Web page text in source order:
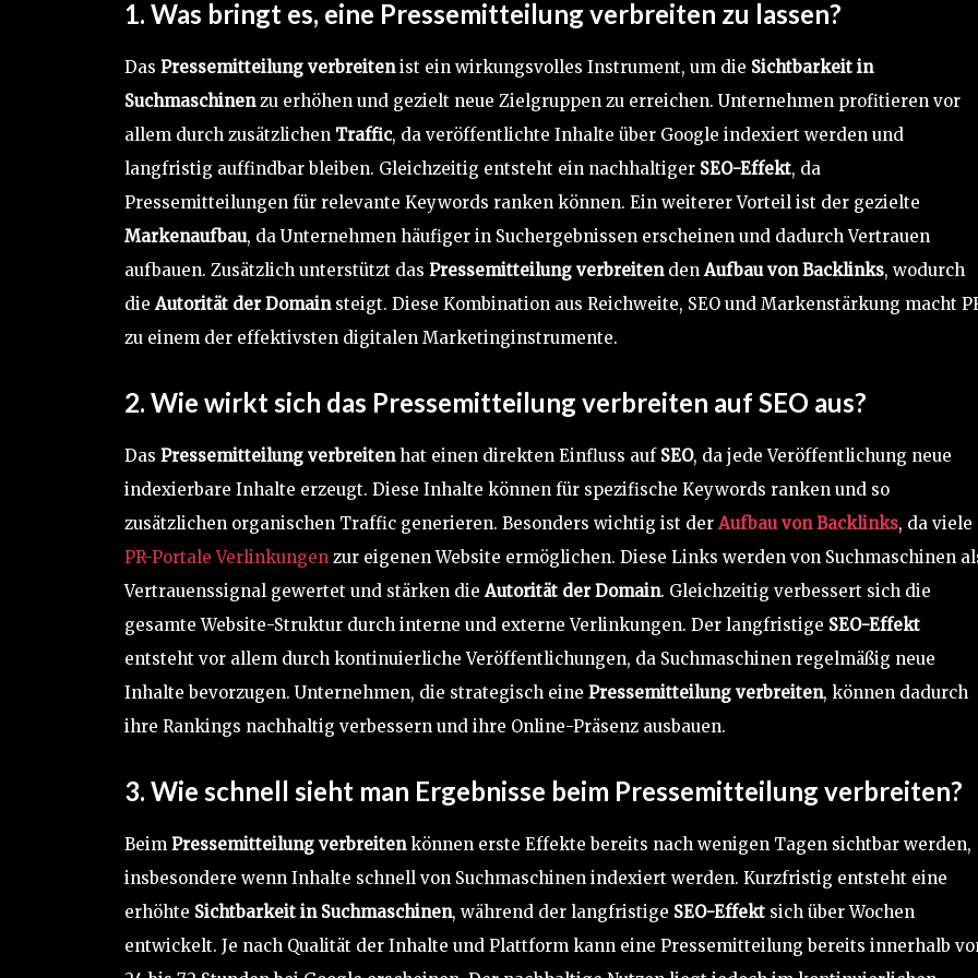
1. Was bringt es, eine Pressemitteilung verbreiten zu lassen?
Das Pressemitteilung verbreitenist ein wirkungsvolles Instrument, um die Sichtbarkeit in
Suchmaschinenzu erhöhen und gezielt neue Zielgruppen zu erreichen. Unternehmen profitieren vor
allem durch zusätzlichen Traffic, da veröffentlichte Inhalte über Google indexiert werden und
langfristig auffindbar bleiben. Gleichzeitig entsteht ein nachhaltiger SEO-Effekt, da
Pressemitteilungen für relevante Keywords ranken können. Ein weiterer Vorteil ist der gezielte
Markenaufbau, da Unternehmen häufiger in Suchergebnissen erscheinen und dadurch Vertrauen
aufbauen. Zusätzlich unterstützt das Pressemitteilung verbreitendenAufbau von Backlinks, wodurch
dieAutorität der Domainsteigt. Diese Kombination aus Reichweite, SEO und Markenstärkung macht
zu einem der effektivsten digitalen Marketinginstrumente.
2. Wie wirkt sich das Pressemitteilung verbreiten auf SEO aus?
Das Pressemitteilung verbreitenhat einen direkten Einfluss auf SEO, da jede Veröffentlichung neue
indexierbare Inhalte erzeugt. Diese Inhalte können für spezifische Keywords ranken und so
zusätzlichen organischen Traffic generieren. Besonders wichtig ist der Aufbau von Backlinks, da viele
PR-Portale Verlinkungen zur eigenen Website ermöglichen. Diese Links werden von Suchmaschinen
Vertrauenssignal gewertet und stärken dieAutorität der Domain. Gleichzeitig verbessert sich die
gesamte Website-Struktur durch interne und externe Verlinkungen. Der langfristige SEO-Effekt
entsteht vor allem durch kontinuierliche Veröffentlichungen, da Suchmaschinen regelmäßig neue
Inhalte bevorzugen. Unternehmen, die strategisch eine Pressemitteilung verbreiten, können dadurch
ihre Rankings nachhaltig verbessern und ihre Online-Präsenz ausbauen.
3. Wie schnell sieht man Ergebnisse beim Pressemitteilung verbreiten?
Beim Pressemitteilung verbreitenkönnen erste Effekte bereits nach wenigen Tagen sichtbar werden,
insbesondere wenn Inhalte schnell von Suchmaschinen indexiert werden. Kurzfristig entsteht eine
erhöhte Sichtbarkeit in Suchmaschinen, während der langfristige SEO-Effekt sich über Wochen
entwickelt. Je nach Qualität der Inhalte und Plattform kann eine Pressemitteilung bereits innerhalb